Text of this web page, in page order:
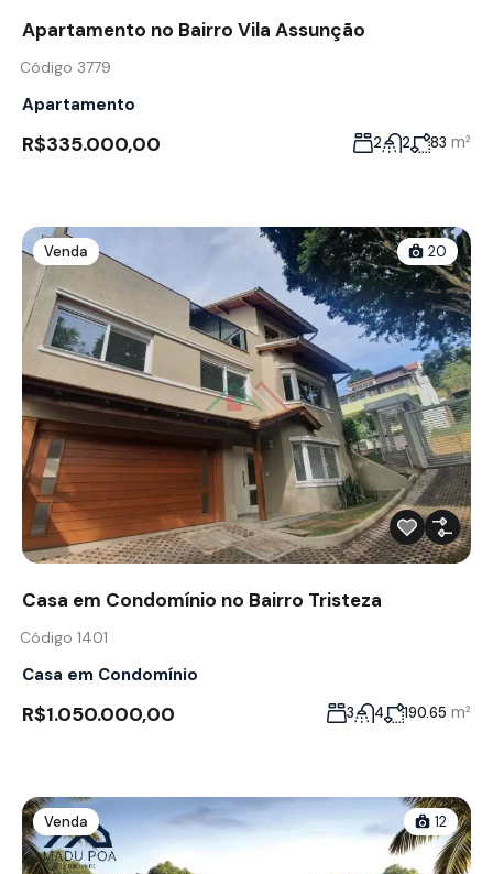
Apartamento no Bairro Vila Assunção
Código 3779
Apartamento
R$335.000,00 2 2 83 m²
Venda 20
Casa em Condomínio no Bairro Tristeza
Código 1401
Casa em Condomínio
R$1.050.000,00 3 4 190.65 m²
Venda 12